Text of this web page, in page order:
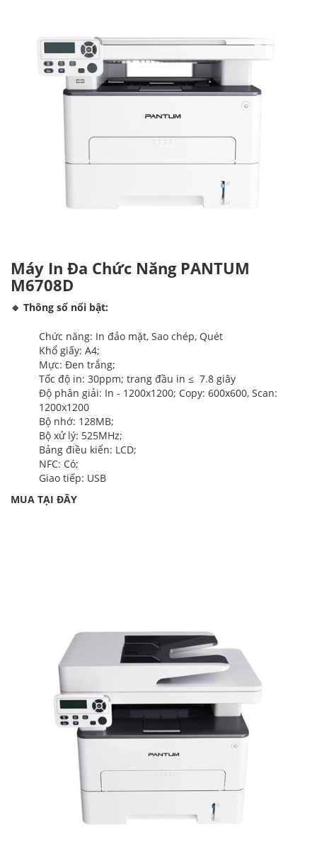
Máy In Đa Chức Năng PANTUM
M6708D
🔹 Thông số nổi bật:
Chức năng: In đảo mặt, Sao chép, Quét
Khổ giấy: A4;
Mực: Đen trắng;
Tốc độ in: 30ppm; trang đầu in ≤ 7.8 giây
Độ phân giải: In - 1200x1200; Copy: 600x600, Scan:
1200x1200
Bộ nhớ: 128MB;
Bộ xử lý: 525MHz;
Bảng điều kiển: LCD;
NFC: Có;
Giao tiếp: USB
MUA TẠI ĐÂY